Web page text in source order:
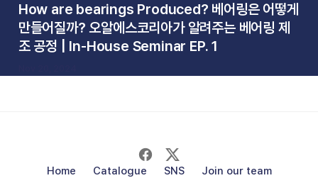
How are bearings Produced? 베어링은 어떻게
만들어질까? 오알에스코리아가 알려주는 베어링 제
조 공정 | In-House Seminar EP. 1
Home Catalogue SNS Join our team